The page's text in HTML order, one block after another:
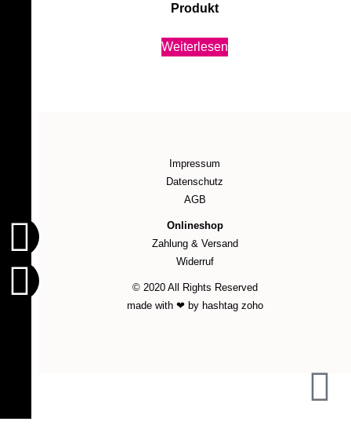
Produkt
Weiterlesen
Impressum
Datenschutz
AGB
Onlineshop
Zahlung & Versand
Widerruf
© 2020 All Rights Reserved
made with ❤ by hashtag zoho